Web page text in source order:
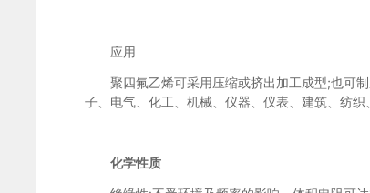
应用
聚四氟乙烯可采用压缩或挤出加工成型;也可制
子、电气、化工、机械、仪器、仪表、建筑、纺
化学性质